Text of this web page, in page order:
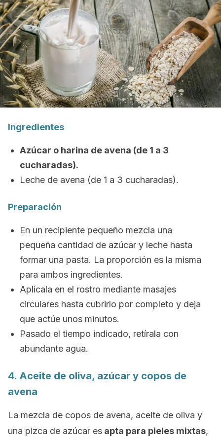
Ingredientes
Azúcar o harina de avena (de 1 a 3
cucharadas).
Leche de avena (de 1 a 3 cucharadas).
Preparación
En un recipiente pequeño mezcla una
pequeña cantidad de azúcar y leche hasta
formar una pasta. La proporción es la misma
para ambos ingredientes.
Aplícala en el rostro mediante masajes
circulares hasta cubrirlo por completo y deja
que actúe unos minutos.
Pasado el tiempo indicado, retírala con
abundante agua.
4. Aceite de oliva, azúcar y copos de
avena
La mezcla de copos de avena, aceite de oliva y
una pizca de azúcar es apta para pieles mixtas,